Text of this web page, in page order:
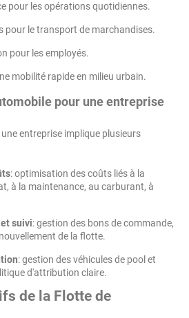
pour les opérations quotidiennes.
pour le transport de marchandises.
pour les employés.
mobilité rapide en milieu urbain.
pour une entreprise
entreprise implique plusieurs
: optimisation des coûts liés à la
à la maintenance, au carburant, à
suivi: gestion des bons de commande,
de la flotte.
: gestion des véhicules de pool et
d'attribution claire.
de la Flotte de